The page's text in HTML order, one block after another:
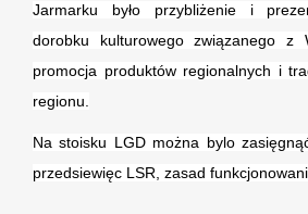
Jarmarku było przybliżenie i
dorobku kulturowego związanego z
promocja produktów regionalnych i
regionu.
Na stoisku LGD można bylo
przedsiewięc LSR, zasad